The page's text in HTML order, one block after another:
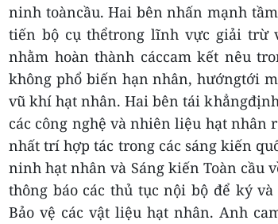
ninh toàncầu. Hai bên nhấn mạnh
tiến bộ cụ thểtrong lĩnh vực giải trừ
nhằm hoàn thành cáccam kết nêu
không phổ biến hạn nhân, hướngtới
vũ khí hạt nhân. Hai bên tái
các công nghệ và nhiên liệu hạt nhân
nhất trí hợp tác trong các sáng kiến
ninh hạt nhân và Sáng kiến ​​Toàn cầu
thông báo các thủ tục nội bộ để ký
Bảo vệ các vật liệu hạt nhân. Anh